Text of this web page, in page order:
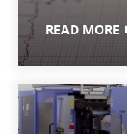
READ MORE